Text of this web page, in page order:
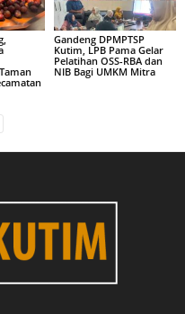
Gandeng DPMPTSP
Kutim, LPB Pama Gelar
Pelatihan OSS-RBA dan
NIB Bagi UMKM Mitra